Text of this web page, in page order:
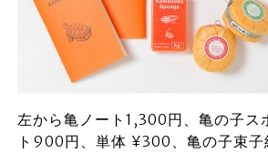
左から亀ノート1,300円、亀の子ス
ト900円、単体 ¥300、亀の子束子